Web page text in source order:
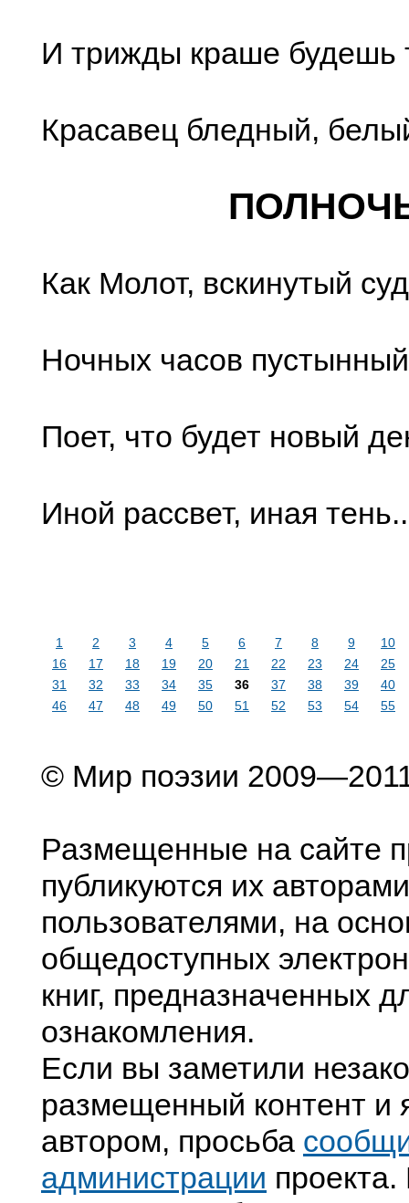
И трижды краше будешь
Красавец бледный,
Как Молот, вскинутый
Ночных часов
Поет, что будет новый
Иной рассвет, иная
1 2 3 4 5 6 7 8 9
10
16
17 18 19 20 21 22 23 24
25
31
32 33 34 35 36 37 38 39
40
46
47 48 49 50 51 52 53 54 55
© Мир поэзии
Размещенные на сайте
публикуются их
пользователями, на
общедоступных
книг, предназначенных
ознакомления.
Если вы заметили
размещенный контент и
автором, просьба
администрации